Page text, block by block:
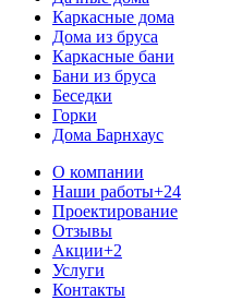
Каркасные дома
Дома из бруса
Каркасные бани
Бани из бруса
Беседки
Горки
Дома Барнхаус
О компании
Наши работы+24
Проектирование
Отзывы
Акции+2
Услуги
Контакты